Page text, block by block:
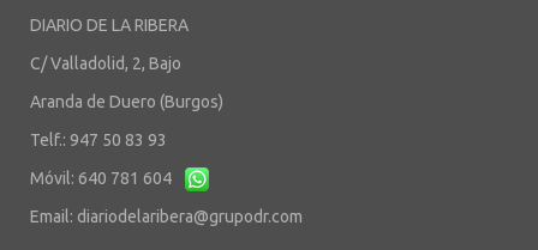
DIARIO DE LA RIBERA
C/ Valladolid, 2, Bajo
Aranda de Duero (Burgos)
Telf.: 947 50 83 93
Móvil: 640 781 604
Email: diariodelaribera@grupodr.com